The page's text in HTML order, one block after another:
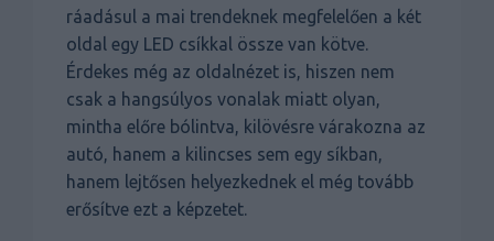
ráadásul a mai trendeknek megfelelően a két
oldal egy LED csíkkal össze van kötve.
Érdekes még az oldalnézet is, hiszen nem
csak a hangsúlyos vonalak miatt olyan,
mintha előre bólintva, kilövésre várakozna az
autó, hanem a kilincses sem egy síkban,
hanem lejtősen helyezkednek el még tovább
erősítve ezt a képzetet.